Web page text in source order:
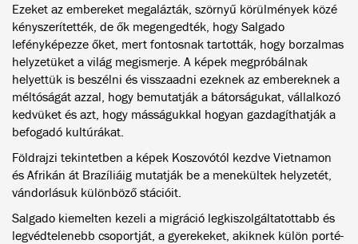
Ezeket az embereket megalázták, szörnyű körülmények közé
kényszerítették, de ők megengedték, hogy Salgado
lefényképezze őket, mert fontosnak tartották, hogy borzalmas
helyzetüket a világ megismerje. A képek megpróbálnak
helyettük is beszélni és visszaadni ezeknek az embereknek a
méltóságát azzal, hogy bemutatják a bátorságukat, vállalkozó
kedvüket és azt, hogy másságukkal hogyan gazdagíthatják a
befogadó kultúrákat.
Földrajzi tekintetben a képek Koszovótól kezdve Vietnamon
és Afrikán át Brazíliáig mutatják be a menekültek helyzetét,
vándorlásuk különböző stációit.
Salgado kiemelten kezeli a migráció legkiszolgáltatottabb és
legvédtelenebb csoportját, a gyerekeket, akiknek külön porté-